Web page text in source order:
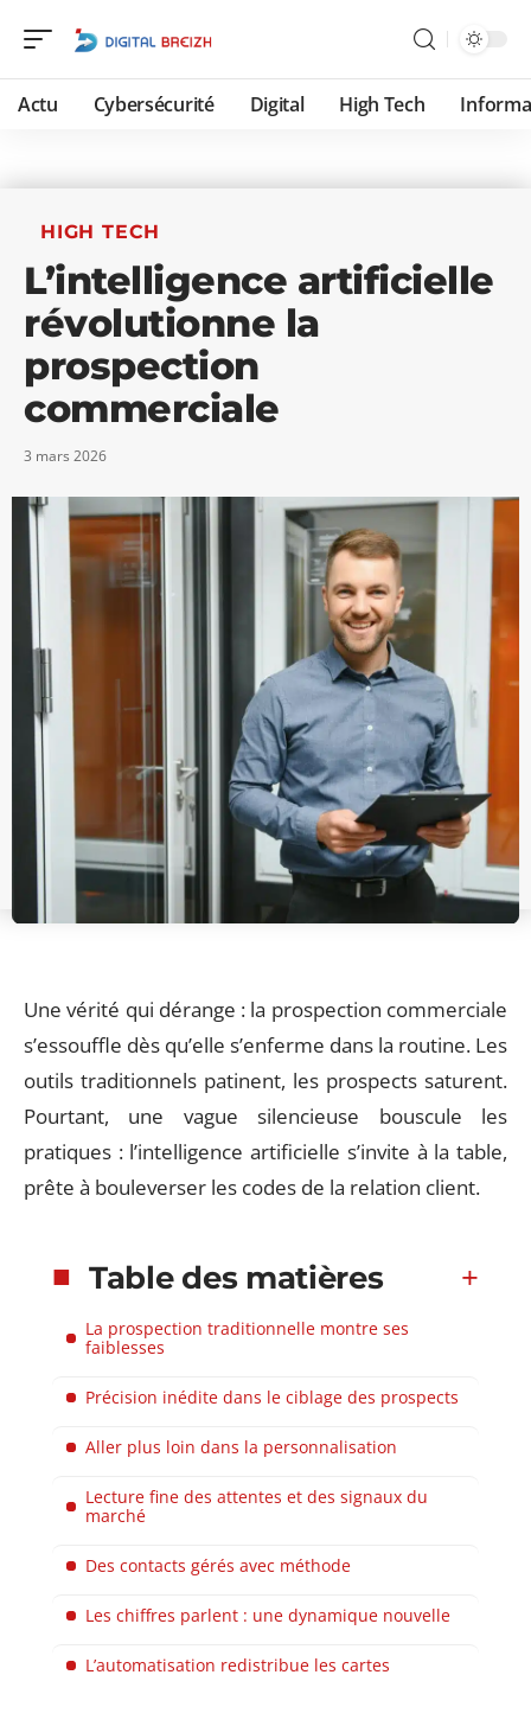
Actu Cybersécurité Digital High Tech
HIGH TECH
L’intelligence artificielle
révolutionne la
prospection
commerciale
3 mars 2026
Une vérité qui dérange : la prospection commerciale
s’essouffle dès qu’elle s’enferme dans la routine. Les
outils traditionnels patinent, les prospects saturent.
Pourtant, une vague silencieuse bouscule les
pratiques : l’intelligence artificielle s’invite à la table,
prête à bouleverser les codes de la relation client.
Table des matières
La prospection traditionnelle montre ses
faiblesses
Précision inédite dans le ciblage des prospects
Aller plus loin dans la personnalisation
Lecture fine des attentes et des signaux du
marché
Des contacts gérés avec méthode
Les chiffres parlent : une dynamique nouvelle
L’automatisation redistribue les cartes